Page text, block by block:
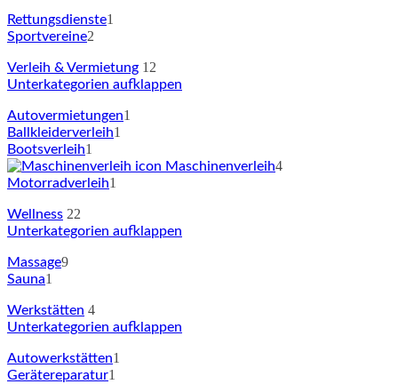
Rettungsdienste1
Sportvereine2
Verleih & Vermietung 12
Unterkategorien aufklappen
Autovermietungen1
Ballkleiderverleih1
Bootsverleih1
Maschinenverleih4
Motorradverleih1
Wellness 22
Unterkategorien aufklappen
Massage9
Sauna1
Werkstätten 4
Unterkategorien aufklappen
Autowerkstätten1
Gerätereparatur1